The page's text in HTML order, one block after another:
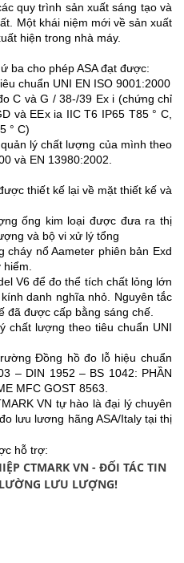
quy trình sản xuất sáng tạo và
Một khái niệm mới về sản xuất
hiện trong nhà máy.
ba cho phép ASA đạt được:
chuẩn UNI EN ISO 9001:2000
C và G / 38-/39 Ex i (chứng chỉ
và EEx ia IIC T6 IP65 T85 ° C,
° C)
lý chất lượng của mình theo
và EN 13980:2002.
thiết kế lại về mặt thiết kế và
ống kim loại được đưa ra thị
và bộ vi xử lý tổng
cháy nổ Aameter phiên bản Exd
V6 để đo thể tích chất lỏng lớn
danh nghĩa nhỏ. Nguyên tắc
đã được cấp bằng sáng chế.
chất lượng theo tiêu chuẩn UNI
Đồng hồ đo lỗ hiệu chuẩn
– DIN 1952 – BS 1042: PHẦN
MFC GOST 8563.
VN tự hào là đại lý chuyên
lưu lương hãng ASA/Italy tại thị
hỗ trợ:
CTMARK VN - ĐỐI TÁC TIN
LƯU LƯỢNG!